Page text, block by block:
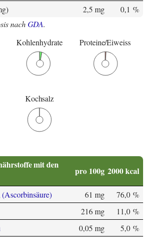
2,5 mg
0,1 %
nachGDA.
Kohlenhydrate Proteine/Eiweiss
Kochsalz
mit den
pro 100g 2000 kcal
61 mg
76,0 %
216 mg
11,0 %
0,05 mg
5,0 %